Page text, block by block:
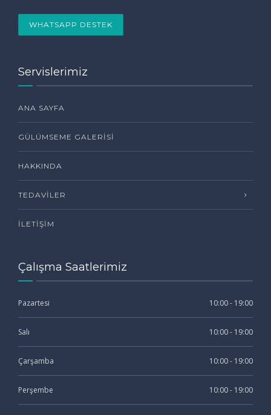
WHATSAPP DESTEK
Servislerimiz
ANA SAYFA
GÜLÜMSEME GALERISI
HAKKINDA
TEDAVILER
İLETIŞIM
Çalışma Saatlerimiz
Pazartesi 10:00 - 19:00
Salı 10:00 - 19:00
Çarşamba 10:00 - 19:00
Perşembe 10:00 - 19:00